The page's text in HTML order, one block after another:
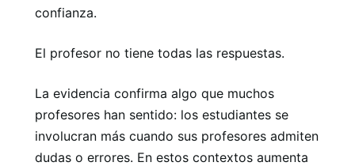
confianza.
El profesor no tiene todas las respuestas.
La evidencia confirma algo que muchos
profesores han sentido: los estudiantes se
involucran más cuando sus profesores admiten
dudas o errores. En estos contextos aumenta